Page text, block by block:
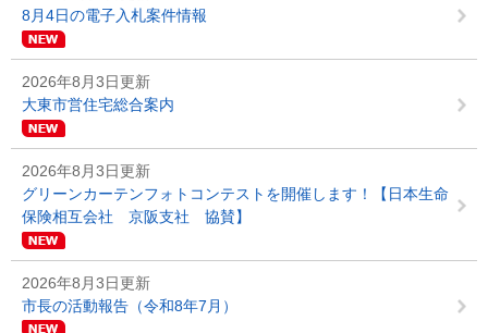
8月4日の電子入札案件情報
2026年8月3日更新
大東市営住宅総合案内
2026年8月3日更新
グリーンカーテンフォトコンテストを開催します！【日本生命
保険相互会社 京阪支社 協賛】
2026年8月3日更新
市長の活動報告（令和8年7月）